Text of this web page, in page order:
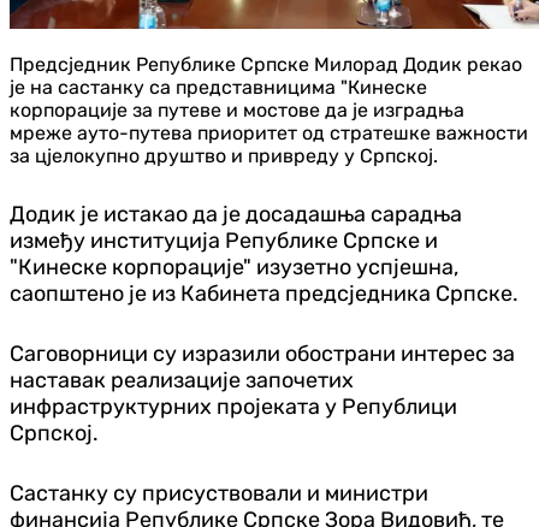
Предсједник Републике Српске Милорад Додик рекао
је на састанку са представницима "Кинеске
корпорације за путеве и мостове да је изградња
мреже ауто-путева приоритет од стратешке важности
за цјелокупно друштво и привреду у Српској.
Додик је истакао да је досадашња сарадња
између институција Републике Српске и
"Кинеске корпорације" изузетно успјешна,
саопштено је из Кабинета предсједника Српске.
Саговорници су изразили обострани интерес за
наставак реализације започетих
инфраструктурних пројеката у Републици
Српској.
Састанку су присуствовали и министри
финансија Републике Српске Зора Видовић, те